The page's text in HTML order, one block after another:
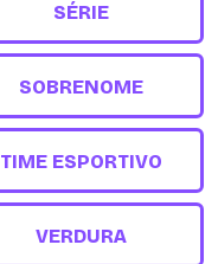
SÉRIE
SOBRENOME
TIME ESPORTIVO
VERDURA